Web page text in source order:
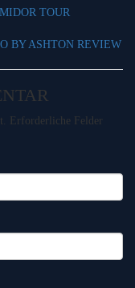
TOUR
BY ASHTON REVIEW
Erforderliche Felder